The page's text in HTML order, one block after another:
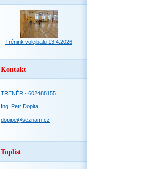
Trénink volejbalu 13.4.2026
Kontakt
TRENÉR - 602488155
Ing. Petr Dopita
dopipe@seznam.cz
Toplist